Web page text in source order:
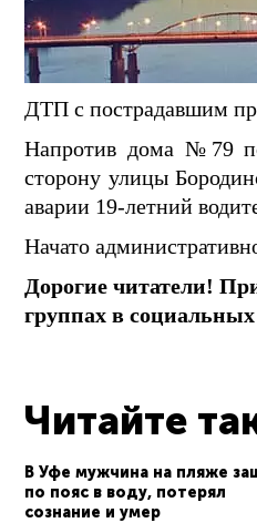
ДТП с пострадавшим
Напротив дома №79
сторону улицы
аварии 19-летний
Начато
Дорогие читатели!
группах в социальных
Читайте
В Уфе мужчина на пляже
по пояс в воду, потерял
сознание и умер